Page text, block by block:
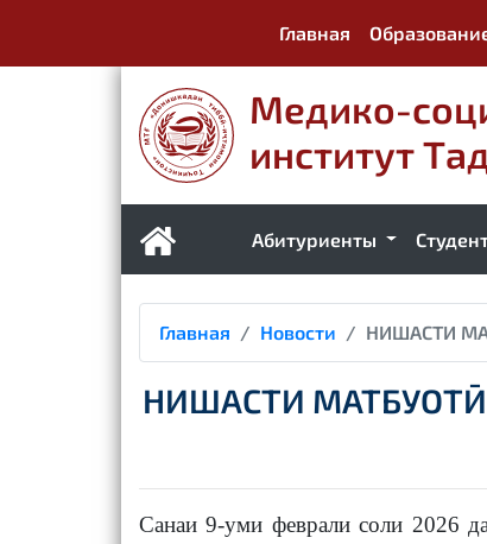
Главная
Медико-
институт
Абитуриенты
Главная Новости НИШАСТИ
НИШАСТИ
Санаи 9-уми феврали соли 2026